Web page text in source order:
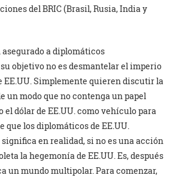
del BRIC (Brasil, Rusia, India y
a diplomáticos
objetivo no es desmantelar el imperio
Simplemente quieren discutir la
un modo que no contenga un papel
el dólar de EE.UU. como vehículo para
que los diplomáticos de EE.UU.
en realidad, si no es una acción
la hegemonía de EE.UU. Es, después
un mundo multipolar. Para comenzar,